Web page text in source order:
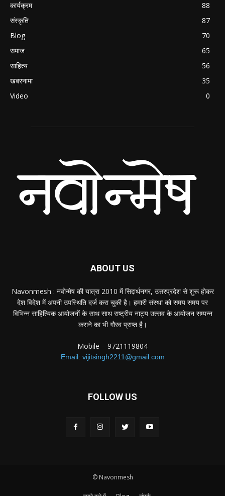
कार्यक्रम
88
संस्कृति
87
Blog
70
समाज
65
साहित्य
56
खबरनामा
35
Video
0
ABOUT US
Navonmesh : नवोन्मेष की यात्रा 2010 में सिद्दार्थनगर, उत्तरप्रदेश से शुरू होकर
देश विदेश में अपनी उपस्थिति दर्ज करा चुकी है। हमारी संस्था को समय समय पर
विभिन्न साहित्यिक आयोजनों के साथ साथ राष्ट्रीय नाट्य उत्सव के आयोजन सम्पन्न
कराने का भी गौरव प्राप्त है।
Mobile – 9721119804
Email: vijitsingh2211@gmail.com
FOLLOW US
© Navonmesh